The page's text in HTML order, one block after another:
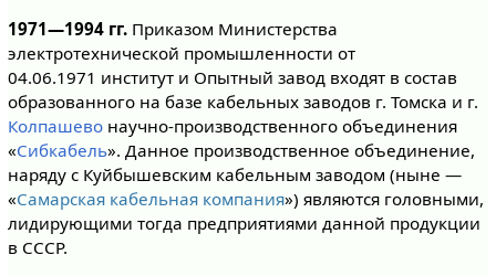
1971—1994 гг.Приказом Министерства
электротехнической промышленности от
04.06.1971 институт и Опытный завод входят в состав
образованного на базе кабельных заводов г. Томска и г.
Колпашевонаучно-производственного объединения
«Сибкабель». Данное производственное объединение,
наряду с Куйбышевским кабельным заводом (ныне —
«Самарская кабельная компания») являются головными,
лидирующими тогда предприятиями данной продукции
в СССР.